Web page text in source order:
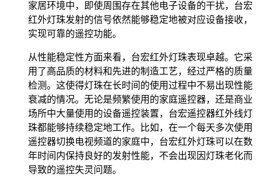
家居环境中，即使周围存在其他电子设备的干扰，台宏
红外灯珠发射的信号依然能够稳定地被对应设备接收，
实现可靠的遥控功能。
从性能稳定性方面来看，台宏红外灯珠表现卓越。它采
用了高品质的材料和先进的制造工艺，经过严格的质量
检测。这使得灯珠在长时间的使用过程中不易出现性能
衰减的情况。无论是频繁使用的家庭遥控器，还是商业
场所中大量使用的设备遥控装置，台宏遥控器红外线灯
珠都能够持续稳定地工作。比如，在一个每天多次使用
遥控器切换电视频道的家庭中，台宏红外灯珠可以在数
年时间内保持良好的发射性能，不会出现因灯珠老化而
导致的遥控失灵问题。